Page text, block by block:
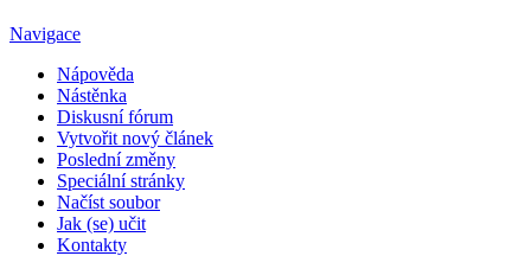
Navigace
Nápověda
Nástěnka
Diskusní fórum
Vytvořit nový článek
Poslední změny
Speciální stránky
Načíst soubor
Jak (se) učit
Kontakty